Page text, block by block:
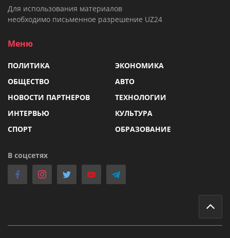
Для использования материалов
необходимо письменное разрешение UZ24
Меню
ПОЛИТИКА
ЭКОНОМИКА
ОБЩЕСТВО
АВТО
НОВОСТИ ПАРТНЕРОВ
ТЕХНОЛОГИИ
ИНТЕРВЬЮ
КУЛЬТУРА
СПОРТ
ОБРАЗОВАНИЕ
В соцсетях